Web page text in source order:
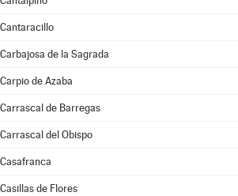
Cantaracillo
Carbajosa de la Sagrada
Carpio de Azaba
Carrascal de Barregas
Carrascal del Obispo
Casafranca
Casillas de Flores